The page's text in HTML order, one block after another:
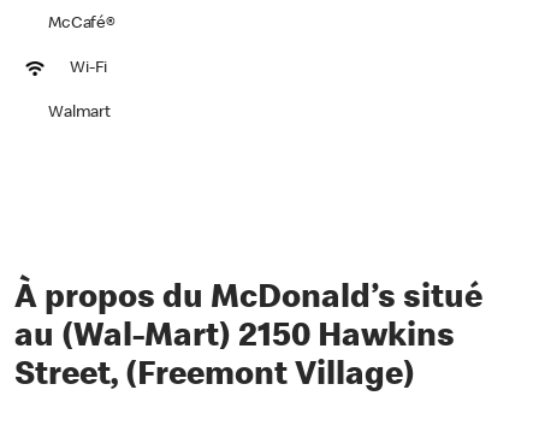
McCafé®
Wi-Fi
Walmart
À propos du McDonald’s situé
au (Wal-Mart) 2150 Hawkins
Street, (Freemont Village)